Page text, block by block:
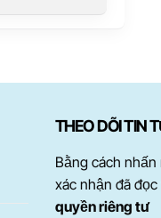
THEO DÕI TIN
Bằng cách
xác nhận đã
quyền riêng tư